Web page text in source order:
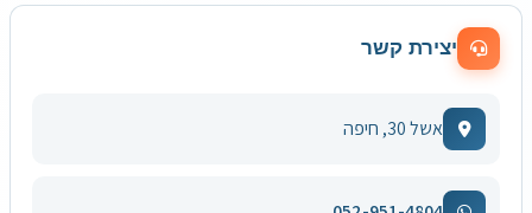
יצירת קשר
אשל 30, חיפה